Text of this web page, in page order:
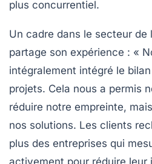
plus concurrentiel.
Un cadre dans le secteur de
partage son expérience : «
intégralement intégré le
projets. Cela nous a permis
réduire notre empreinte,
nos solutions. Les clients
plus des entreprises qui
activement pour réduire leur